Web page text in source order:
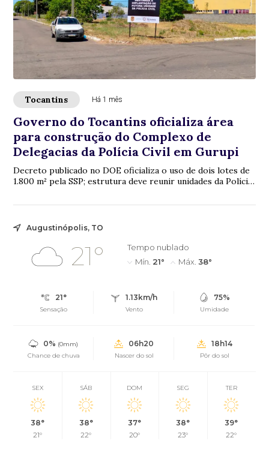
Tocantins Há 1 mês
Governo do Tocantins oficializa área
para construção do Complexo de
Delegacias da Polícia Civil em Gurupi
Decreto publicado no DOE oficializa o uso de dois lotes de
1.800 m² pela SSP; estrutura deve reunir unidades da Polícia
Augustinópolis, TO
21°
Tempo nublado
Mín. 21° Máx. 38°
21°
Sensação
1.13km/h
Vento
75%
Umidade
0% (0mm)
Chance de chuva
06h20
Nascer do sol
18h14
Pôr do sol
SEX
38°
21°
SÁB
38°
22°
DOM
37°
20°
SEG
38°
23°
TER
39°
22°